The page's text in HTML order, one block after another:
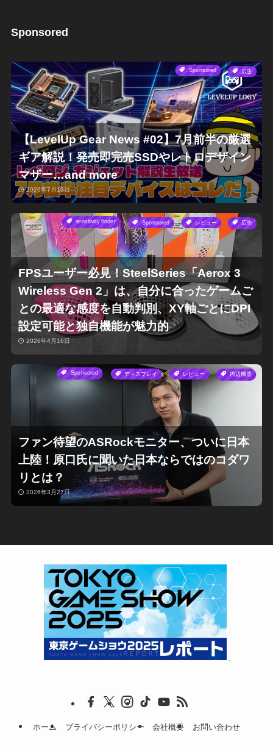
Sponsored
Sponsored 広告
【LevelUp Gear News #02】7月前半の厳選
ギア解説！発売即完売SSDやレトロデザイン
マザー…and more
2026年7月13日
sensitivity finder Sponsored レビュー 広告
FPSユーザー必見！SteelSeries「Aerox 3
Wireless Gen 2」は、自分に合ったゲームご
との最適な感度を自動判別、XY軸ごとにDPI
設定可能と独自機能が魅力的
2026年4月16日
Sponsored ディスプレイ レビュー 周辺機器
ファン待望のASRockモニター、ついに日本
上陸！原口氏に聞いた日本ならではのコダワ
リとは？
2026年3月27日
ホーム プライバシーポリシー 会社概要 お問い合わせ